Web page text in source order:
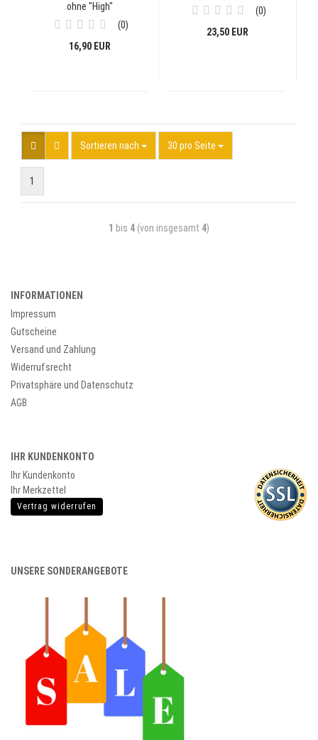
ohne "High"
0
16,90 EUR
0
23,50 EUR
Sortieren nach 30 pro Seite
1
1 bis 4 (von insgesamt 4)
INFORMATIONEN
Impressum
Gutscheine
Versand und Zahlung
Widerrufsrecht
Privatsphäre und Datenschutz
AGB
IHR KUNDENKONTO
Ihr Kundenkonto
Ihr Merkzettel
Vertrag widerrufen
UNSERE SONDERANGEBOTE